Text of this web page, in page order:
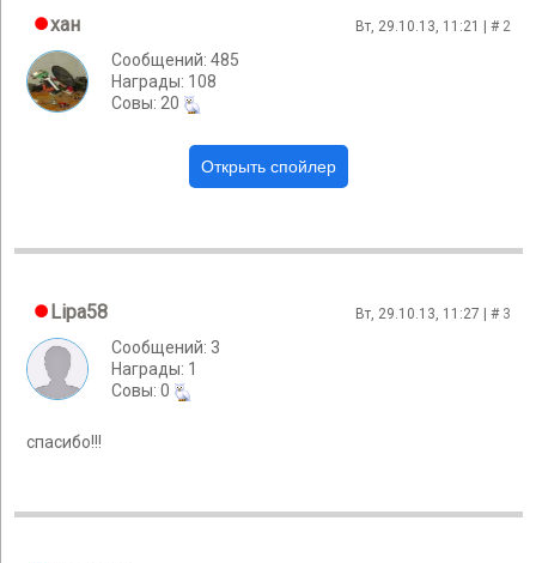
хан Вт, 29.10.13, 11:21 | # 2
Сообщений: 485
Награды: 108
Cовы: 20
Lipa58 Вт, 29.10.13, 11:27 | # 3
Сообщений: 3
Награды: 1
Cовы: 0
спасибо!!!